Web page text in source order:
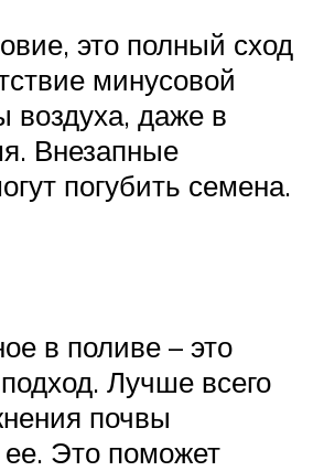
это полный сход
минусовой
воздуха, даже в
Внезапные
погубить семена.
в поливе – это
Лучше всего
почвы
Это поможет